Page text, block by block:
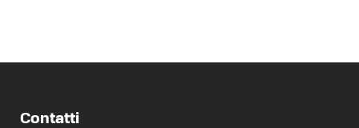
Contatti